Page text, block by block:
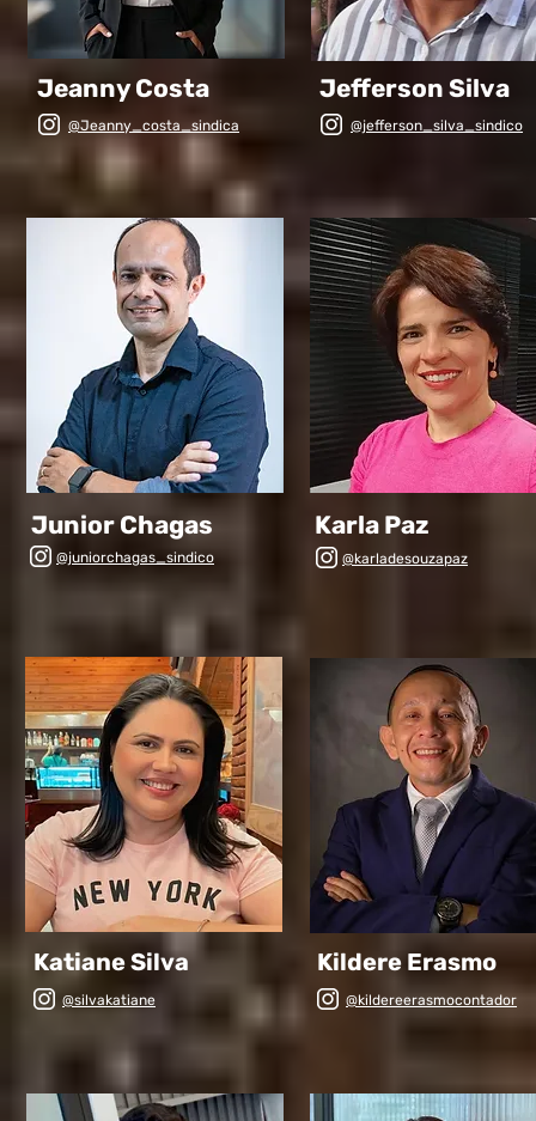
Jeanny Costa
@Jeanny_costa_sindica
Jefferson Silva
@jefferson_silva_sindico
Junior Chagas
@juniorchagas_sindico
Karla Paz
@karladesouzapaz
Katiane Silva
@silvakatiane
Kildere Erasmo
@kildereerasmocontador